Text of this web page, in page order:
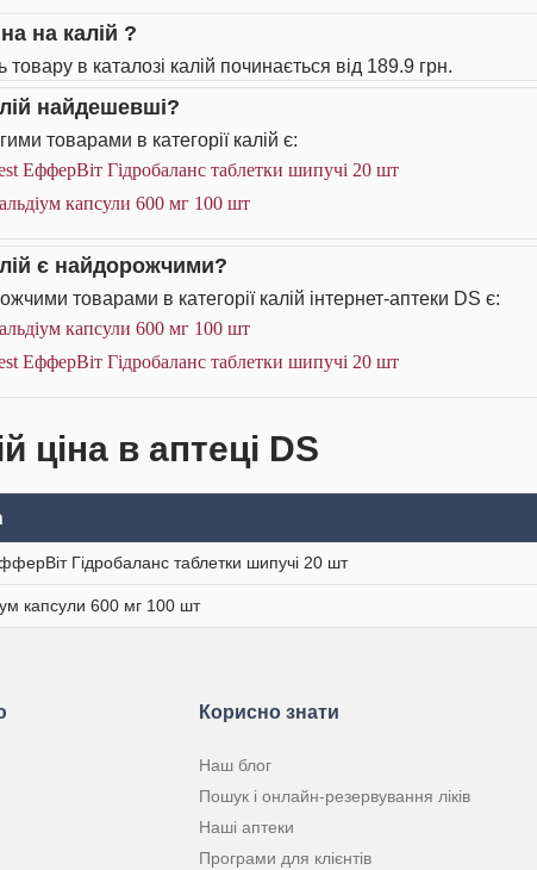
на калій ?
товару в каталозі калій починається від 189.9 грн.
найдешевші?
товарами в категорії калій є:
ЕфферВіт Гідробаланс таблетки шипучі 20 шт
капсули 600 мг 100 шт
є найдорожчими?
товарами в категорії калій інтернет-аптеки DS є:
капсули 600 мг 100 шт
ЕфферВіт Гідробаланс таблетки шипучі 20 шт
ціна в аптеці DS
Гідробаланс таблетки шипучі 20 шт
капсули 600 мг 100 шт
Корисно знати
Наш блог
Пошук і онлайн-резервування ліків
Наші аптеки
Програми для клієнтів